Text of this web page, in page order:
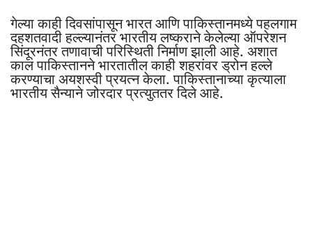
गेल्या काही दिवसांपासून भारत आणि पाकिस्तानमध्ये पहलगाम
दहशतवादी हल्ल्यानंतर भारतीय लष्कराने केलेल्या ऑपरेशन
सिंदूरनंतर तणावाची परिस्थिती निर्माण झाली आहे. अशात
काल पाकिस्तानने भारतातील काही शहरांवर ड्रोन हल्ले
करण्याचा अयशस्वी प्रयत्न केला. पाकिस्तानाच्या कृत्याला
भारतीय सैन्याने जोरदार प्रत्युततर दिले आहे.